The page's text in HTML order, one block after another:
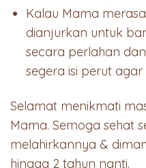
Kalau Mama
dianjurkan untuk
secara perlahan
segera isi perut
Selamat menikmati
Mama. Semoga sehat
melahirkannya &
hingga 2 tahun nanti.